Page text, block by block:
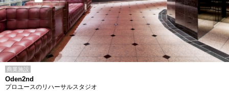
商業施設
Oden2nd
プロユースのリハーサルスタジオ